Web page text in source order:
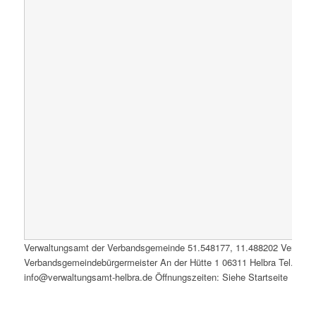
Verwaltungsamt der Verbandsgemeinde 51.548177, 11.488202
Verbandsgemeindebürgermeister An der Hütte 1 06311 Helbra Tel.:
info@verwaltungsamt-helbra.de Öffnungszeiten: Siehe Startseite